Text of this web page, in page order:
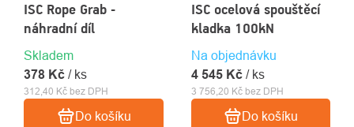
ISC Rope Grab -
náhradní díl
Skladem
312,40 Kč bez DPH
378 Kč / ks
Do košíku
ISC ocelová spouštěcí
kladka 100kN
Na objednávku
3 756,20 Kč bez DPH
4 545 Kč / ks
Do košíku